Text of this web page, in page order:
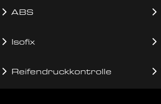
ABS
Isofix
Reifendruckkontrolle